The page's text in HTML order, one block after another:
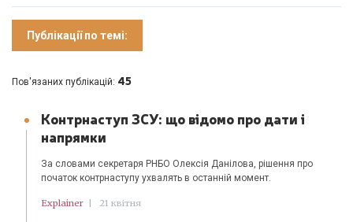
Публікації по темі:
Пов'язаних публікацій: 45
Контрнаступ ЗСУ: що відомо про дати і
напрямки
За словами секретаря РНБО Олексія Данілова, рішення про
початок контрнаступу ухвалять в останній момент.
Explainer 21 квітня